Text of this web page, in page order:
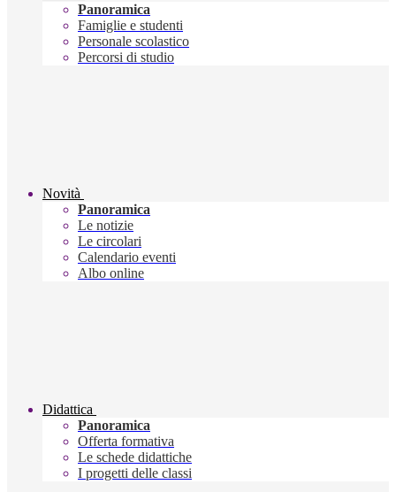
Panoramica
Famiglie e studenti
Personale scolastico
Percorsi di studio
Novità
Panoramica
Le notizie
Le circolari
Calendario eventi
Albo online
Didattica
Panoramica
Offerta formativa
Le schede didattiche
I progetti delle classi